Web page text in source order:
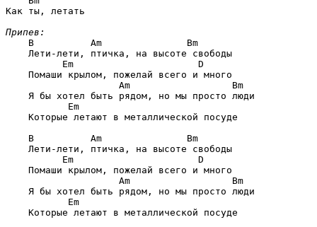
Как ты, летать
Припев:
B          Am               Bm
    Лети-лети, птичка, на высоте свободы
Em                      D
    Помаши крылом, пожелай всего и много
Am                  Bm
    Я бы хотел быть рядом, но мы просто люди
Em
    Которые летают в металлической посуде
B          Am               Bm
    Лети-лети, птичка, на высоте свободы
Em                      D
    Помаши крылом, пожелай всего и много
Am                  Bm
    Я бы хотел быть рядом, но мы просто люди
Em
    Которые летают в металлической посуде